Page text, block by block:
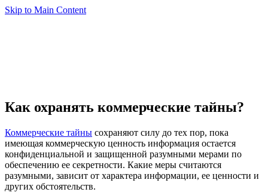
Skip to Main Content
Как охранять коммерческие тайны?
Коммерческие тайны сохраняют силу до тех пор, пока
имеющая коммерческую ценность информация остается
конфиденциальной и защищенной разумными мерами по
обеспечению ее секретности. Какие меры считаются
разумными, зависит от характера информации, ее ценности и
других обстоятельств.